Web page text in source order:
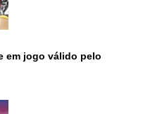
em jogo válido pelo